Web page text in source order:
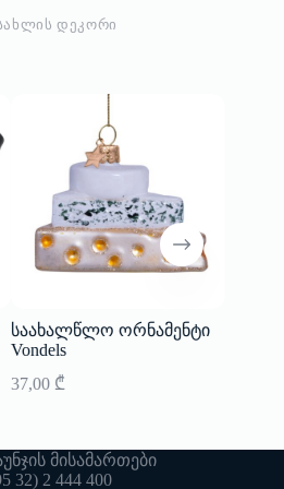
ᲓᲔᲙᲝᲠᲘ
საახალწლო ორნამენტი
Vondels
37,00 ₾
მისამართები
32) 2 444 400